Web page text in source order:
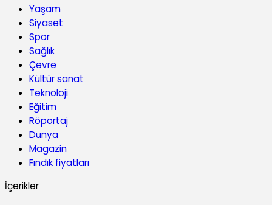
Yaşam
Siyaset
Spor
Sağlık
Çevre
Kültür sanat
Teknoloji
Eğitim
Röportaj
Dünya
Magazin
Fındık fiyatları
İçerikler